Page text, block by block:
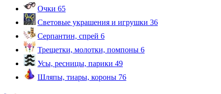
Очки 65
Световые украшения и игрушки 36
Серпантин, спрей 6
Трещетки, молотки, помпоны 6
Усы, ресницы, парики 49
Шляпы, тиары, короны 76